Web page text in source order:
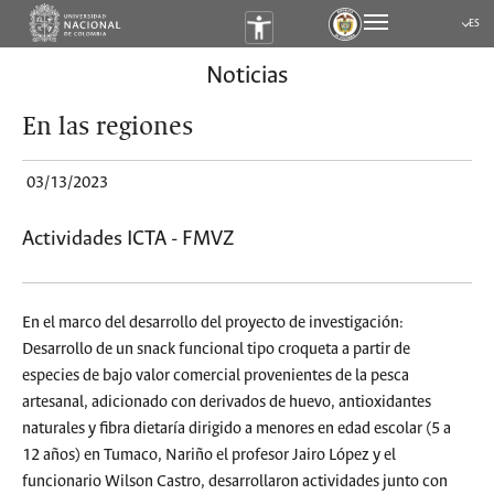
ES
Noticias
En las regiones
03/13/2023
Actividades ICTA - FMVZ
En el marco del desarrollo del proyecto de investigación:
Desarrollo de un snack funcional tipo croqueta a partir de
especies de bajo valor comercial provenientes de la pesca
artesanal, adicionado con derivados de huevo, antioxidantes
naturales y fibra dietaría dirigido a menores en edad escolar (5 a
12 años) en Tumaco, Nariño el profesor Jairo López y el
funcionario Wilson Castro, desarrollaron actividades junto con